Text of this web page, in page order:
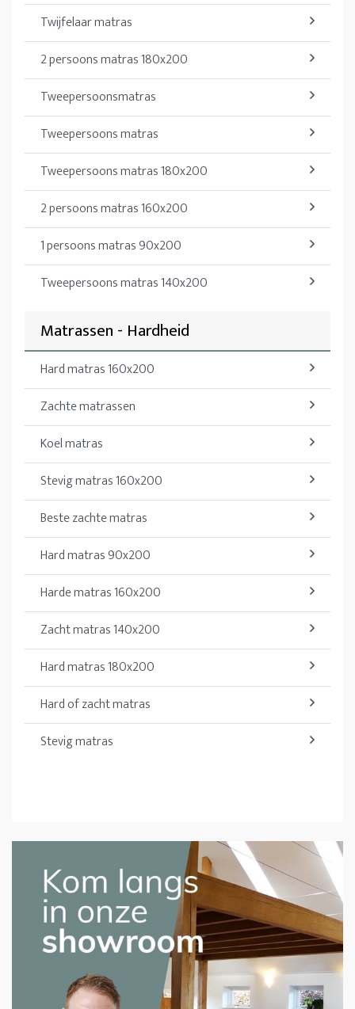
Twijfelaar matras
2 persoons matras 180x200
Tweepersoonsmatras
Tweepersoons matras
Tweepersoons matras 180x200
2 persoons matras 160x200
1 persoons matras 90x200
Tweepersoons matras 140x200
Matrassen - Hardheid
Hard matras 160x200
Zachte matrassen
Koel matras
Stevig matras 160x200
Beste zachte matras
Hard matras 90x200
Harde matras 160x200
Zacht matras 140x200
Hard matras 180x200
Hard of zacht matras
Stevig matras